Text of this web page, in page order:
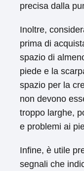
precisa dalla
Inoltre,
prima di
spazio di
piede e la
spazio per la
non devono
troppo larghe,
e problemi ai
Infine, è utile
segnali che